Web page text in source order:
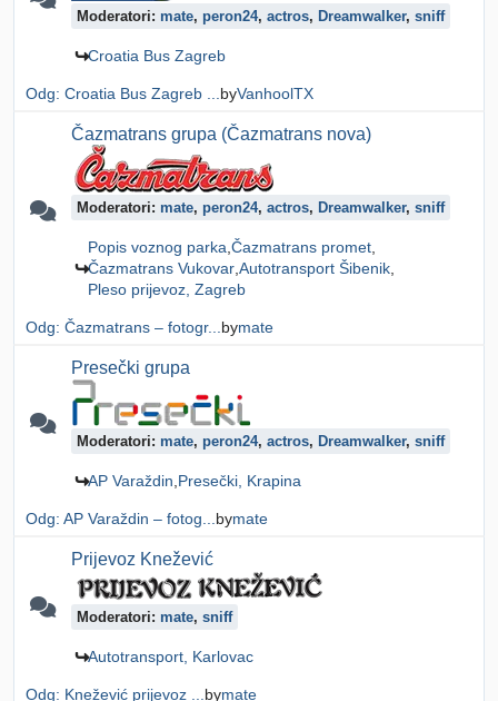
Moderatori: mate, peron24, actros, Dreamwalker, sniff
Croatia Bus Zagreb
Odg: Croatia Bus Zagreb ... byVanhoolTX
Čazmatrans grupa (Čazmatrans nova)
Moderatori: mate, peron24, actros, Dreamwalker, sniff
Popis voznog parka Čazmatrans promet
Čazmatrans Vukovar Autotransport Šibenik
Pleso prijevoz, Zagreb
Odg: Čazmatrans – fotogr... bymate
Presečki grupa
Moderatori: mate, peron24, actros, Dreamwalker, sniff
AP Varaždin Presečki, Krapina
Odg: AP Varaždin – fotog... bymate
Prijevoz Knežević
Moderatori: mate, sniff
Autotransport, Karlovac
Odg: Knežević prijevoz ... bymate